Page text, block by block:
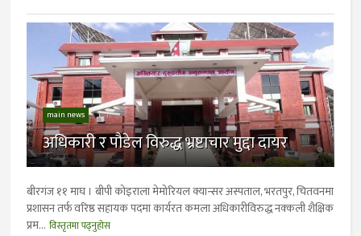
main news
अधिकारी र पौडेल विरुद्ध भ्रष्टाचार मुद्दा दायर
बीरगंज ११ माघ । बीपी कोइराला मेमोरियल क्यान्सर अस्पताल, भरतपुर, चितवनमा
प्रशासन तर्फ वरिष्ठ सहायक पदमा कार्यरत कमला अधिकारीविरुद्ध नक्कली शैक्षिक
प्रम... विस्तृतमा पढ्नुहोस